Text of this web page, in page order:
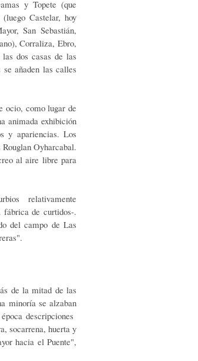
y Topete (que
Castelar, hoy
San Sebastián,
Corraliza, Ebro,
dos casas de las
añaden las calles
ocio, como lugar de
animada exhibición
y apariencias. Los
Oyharcabal.
al aire libre para
relativamente
fábrica de curtidos-.
del campo de Las
de la mitad de las
minoría se alzaban
descripciones
socarrena, huerta y
hacia el Puente",